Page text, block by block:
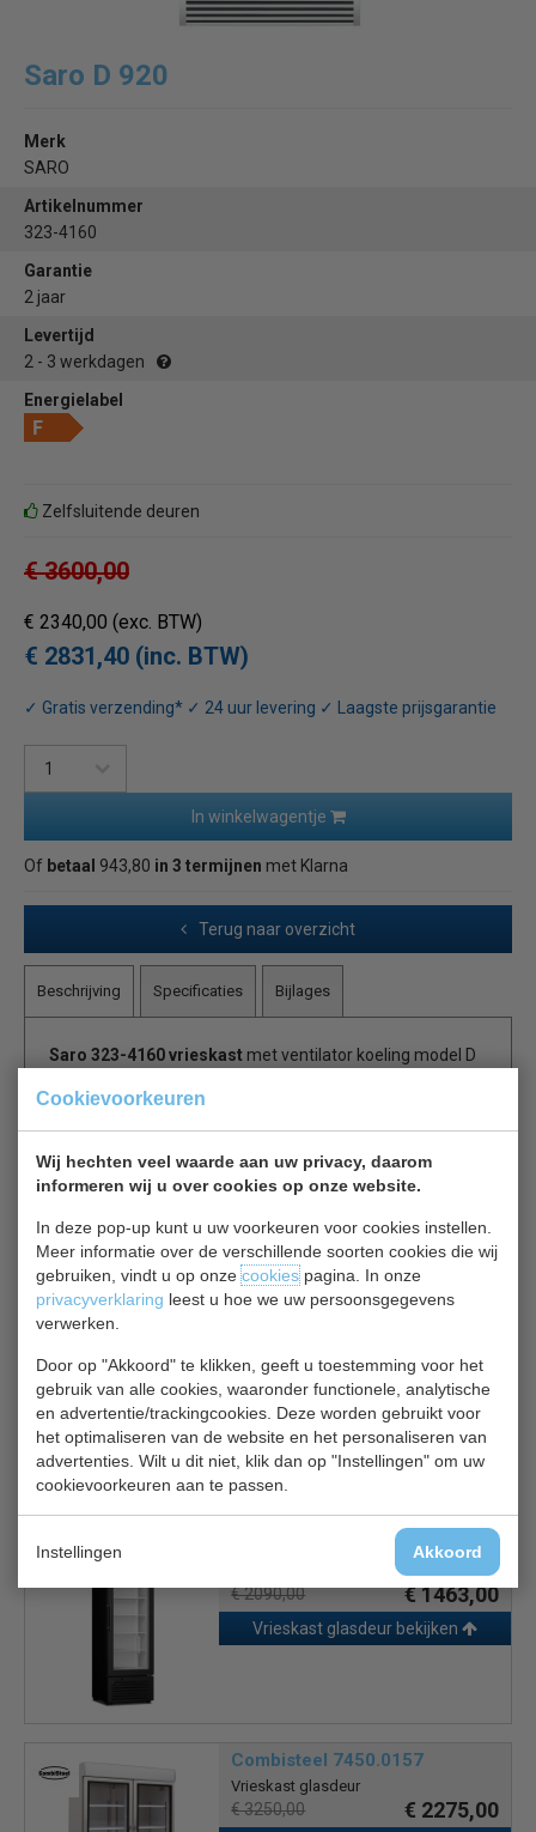
Cookievoorkeuren
Wij hechten veel waarde aan uw privacy, daarom
informeren wij u over cookies op onze website.
In deze pop-up kunt u uw voorkeuren voor cookies instellen.
Meer informatie over de verschillende soorten cookies die wij
gebruiken, vindt u op onzecookiespagina. In onze
privacyverklaring leest u hoe we uw persoonsgegevens
verwerken.
Door op "Akkoord" te klikken, geeft u toestemming voor het
gebruik van alle cookies, waaronder functionele, analytische
en advertentie/trackingcookies. Deze worden gebruikt voor
het optimaliseren van de website en het personaliseren van
advertenties. Wilt u dit niet, klik dan op "Instellingen" om uw
cookievoorkeuren aan te passen.
Instellingen Akkoord
Saro D 920
Merk
SARO
Artikelnummer
323-4160
Garantie
2 jaar
Levertijd
2 - 3 werkdagen
Energielabel
Zelfsluitende deuren
€ 3600,00
€ 2340,00 (exc. BTW)
€ 2831,40 (inc. BTW)
✓ Gratis verzending* ✓ 24 uur levering ✓ Laagste prijsgarantie
In winkelwagentje
Of betaal 943,80 in 3 termijnen met Klarna
Terug naar overzicht
Beschrijving Specificaties Bijlages
Saro 323-4160 vrieskastmet ventilator koeling model D
Buiten gelakt staal, binnen aluminium, LED verlichting, met
8 verstelbare roosters, automatische ontdooiing, digitale
temperatuur controle (DIXELL)en zelfsluitende deuren.
Is dit iets voor jou?
Vrieskast glasdeur
€ 2590,00 € 1943,00
Vrieskast glasdeur bekijken
Combisteel 7472.0210
€ 2090,00 € 1463,00
Vrieskast glasdeur bekijken
Combisteel 7450.0157
Vrieskast glasdeur
€ 3250,00 € 2275,00